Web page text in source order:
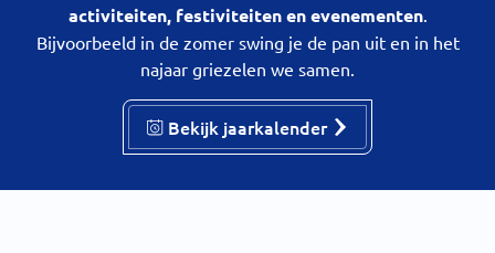
activiteiten, festiviteiten en evenementen.
Bijvoorbeeld in de zomer swing je de pan uit en in het
najaar griezelen we samen.
Bekijk jaarkalender